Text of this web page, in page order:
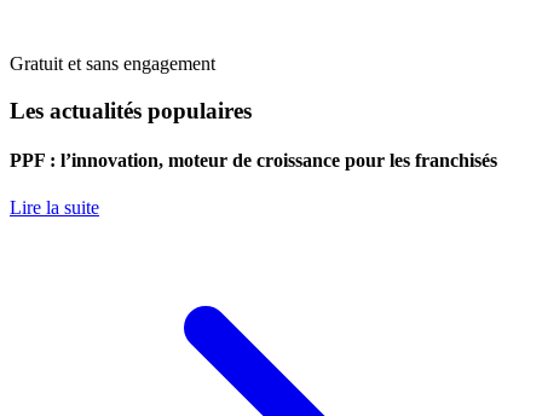
Gratuit et sans engagement
Les actualités populaires
PPF : l’innovation, moteur de croissance pour les franchisés
Lire la suite